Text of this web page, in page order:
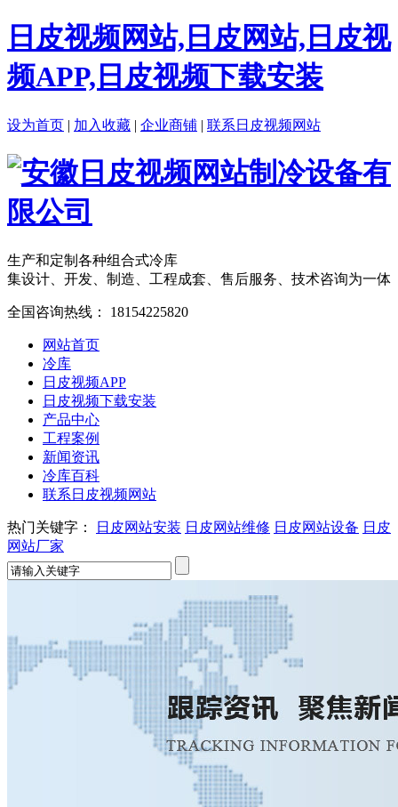
日皮视频网站,日皮网站,日皮视
频APP,日皮视频下载安装
设为首页 | 加入收藏 | 企业商铺 | 联系日皮视频网站
生产和定制各种组合式冷库
集设计、开发、制造、工程成套、售后服务、技术咨询为一体
全国咨询热线： 18154225820
网站首页
冷库
日皮视频APP
日皮视频下载安装
产品中心
工程案例
新闻资讯
冷库百科
联系日皮视频网站
热门关键字： 日皮网站安装 日皮网站维修 日皮网站设备 日皮
网站厂家